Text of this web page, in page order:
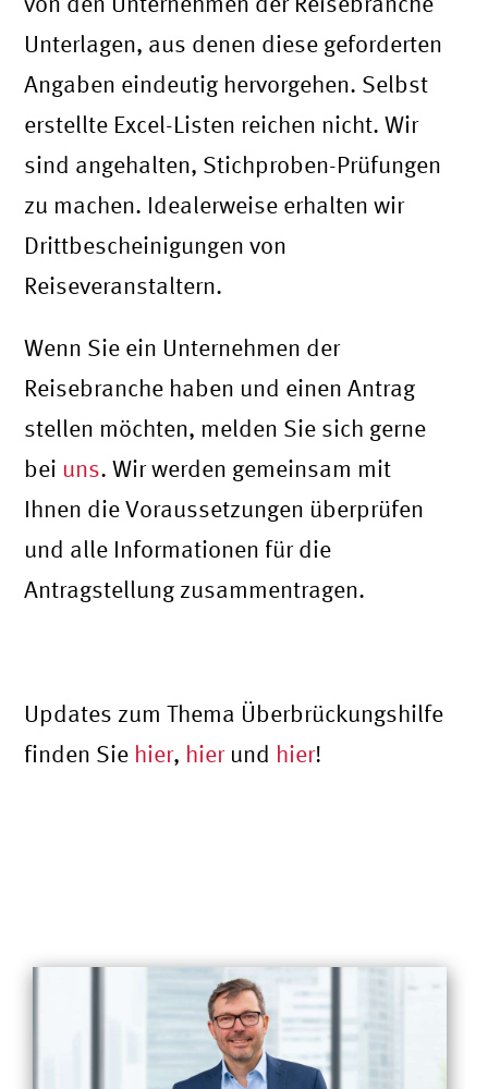
Unterlagen, aus denen diese geforderten
Angaben eindeutig hervorgehen. Selbst
erstellte Excel-Listen reichen nicht. Wir
sind angehalten, Stichproben-Prüfungen
zu machen. Idealerweise erhalten wir
Drittbescheinigungen von
Reiseveranstaltern.
Wenn Sie ein Unternehmen der
Reisebranche haben und einen Antrag
stellen möchten, melden Sie sich gerne
bei uns. Wir werden gemeinsam mit
Ihnen die Voraussetzungen überprüfen
und alle Informationen für die
Antragstellung zusammentragen.
Updates zum Thema Überbrückungshilfe
finden Sie hier, hierund hier!